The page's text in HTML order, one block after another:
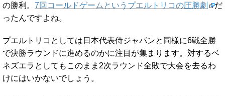
の勝利。 7回コールドゲームというプエルトリコの圧勝劇
だ
ったんですよね。
プエルトリコとしては日本代表侍ジャパンと同様に6戦全勝
で決勝ラウンドに進めるのかに注目が集まります。対するベ
ネズエラとしてもこのまま2次ラウンド全敗で大会を去るわ
けにはいかないでしょう。